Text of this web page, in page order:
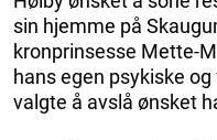
sin hjemme på
kronprinsesse Mette-
hans egen psykiske
valgte å avslå ønsket